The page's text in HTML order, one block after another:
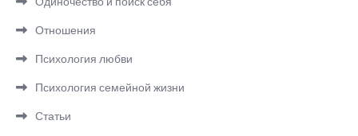
Отношения
Психология любви
Психология семейной жизни
Статьи